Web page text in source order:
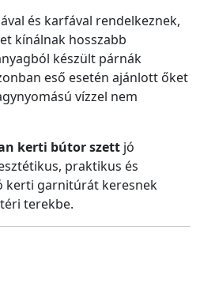
és karfával rendelkeznek,
kínálnak hosszabb
készült párnák
eső esetén ajánlott őket
vízzel nem
kerti bútor szett jó
praktikus és
kerti garnitúrát keresnek
terekbe.